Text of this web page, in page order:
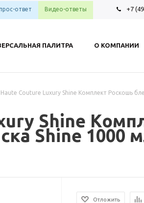
ответ Видео-ответы +7
ПАЛИТРА О КОМПАНИИ
Haute Couture Luxury Shine Комплект Роскошь
Shine
Shine 1000
Отложить